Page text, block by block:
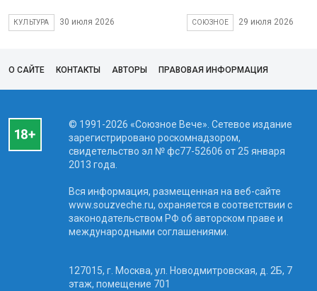
КУЛЬТУРА 30 июля 2026 СОЮЗНОЕ 29 июля 2026
О САЙТЕ КОНТАКТЫ АВТОРЫ ПРАВОВАЯ ИНФОРМАЦИЯ
© 1991-2026 «Союзное Вече». Сетевое издание
зарегистрировано роскомнадзором,
свидетельство эл № фc77-52606 от 25 января
2013 года.
Вся информация, размещенная на веб-сайте
www.souzveche.ru, охраняется в соответствии с
законодательством РФ об авторском праве и
международными соглашениями.
127015, г. Москва, ул. Новодмитровская, д. 2Б, 7
этаж, помещение 701